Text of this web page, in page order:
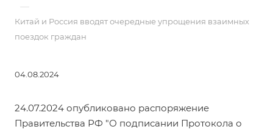
—
Китай и Россия вводят очередные упрощения взаимных
поездок граждан
04.08.2024
24.07.2024 опубликовано распоряжение
Правительства РФ "О подписании Протокола о